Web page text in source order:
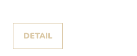
DETAIL